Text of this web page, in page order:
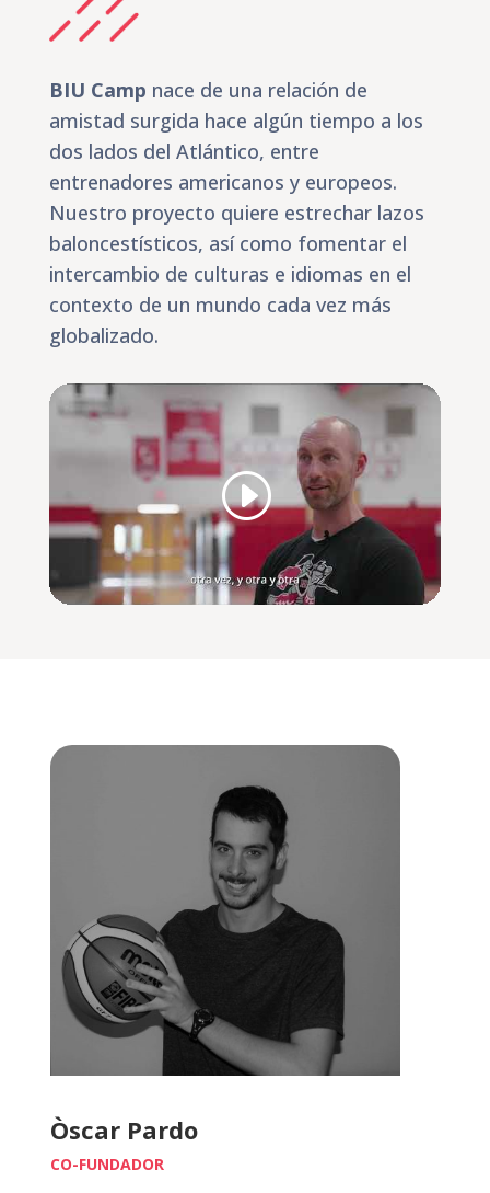
BIU Camp nace de una relación de
amistad surgida hace algún tiempo a los
dos lados del Atlántico, entre
entrenadores americanos y europeos.
Nuestro proyecto quiere estrechar lazos
baloncestísticos, así como fomentar el
intercambio de culturas e idiomas en el
contexto de un mundo cada vez más
globalizado.
Òscar Pardo
CO-FUNDADOR